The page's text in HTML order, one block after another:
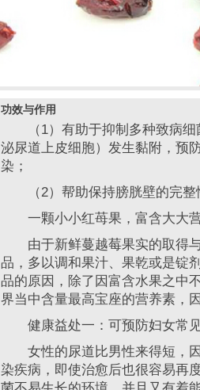
功效与作用
（1）有助于抑制多种致病细
泌尿道上皮细胞）发生黏附，预
染；
（2）帮助保持膀胱壁的完整
一颗小小红苺果，富含大大
由于新鲜蔓越莓果实的取得与
品，多以调和果汁、果乾或是锭
品的原因，除了因富含水果之中
界当中含量最高宝座的营养素，
健康益处一：可预防妇女常见
女性的尿道比男性来得短，因
染疾病，即使治愈后也很容易再